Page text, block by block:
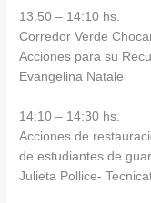
13.50 – 14:10 hs.
Corredor Verde
Acciones para su
Evangelina Natale
14:10 – 14:30 hs.
Acciones de
de estudiantes de
Julieta Pollice-